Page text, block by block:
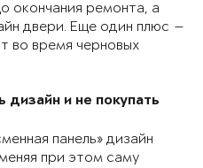
окончания ремонта, а
двери. Еще один плюс —
во время черновых
и не покупать
панель» дизайн
при этом саму